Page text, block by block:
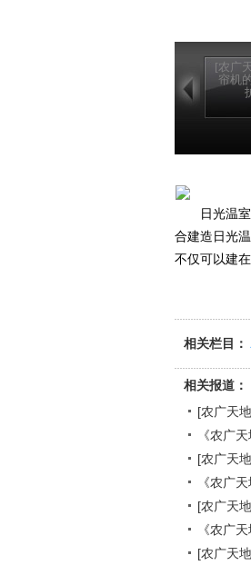
[农广
帘机
日光温室
合建造日光
不仅可以建
相关栏目：
相关报道：
[农广天
《农广
[农广天
《农广
[农广天
《农广
[农广天